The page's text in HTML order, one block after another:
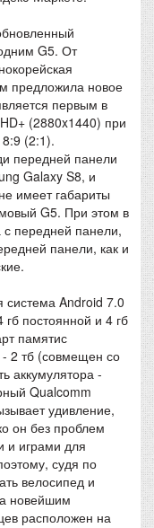
G5. От
предложила новое
первым в
(2880x1440) при
(2:1).
передней панели
Galaxy S8, и
имеет габариты
G5. При этом в
с передней панели,
панели, как и
система Android 7.0
постоянной и 4 гб
памятис
- 2 тб (совмещен со
аккумулятора -
Qualcomm
удивление,
он без проблем
и играми для
судя по
велосипед и
новейшим
расположен на